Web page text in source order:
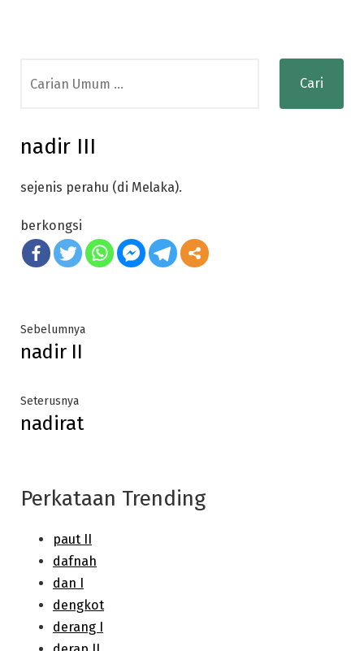
for:
nadir III
sejenis perahu (di Melaka).
berkongsi
Post
navigation
SebelumnyaPrevious
nadir II
SeterusnyaNext
post:
nadirat
Perkataan Trending